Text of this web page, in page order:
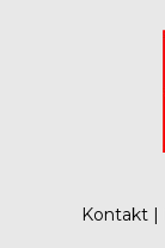
Kontakt |